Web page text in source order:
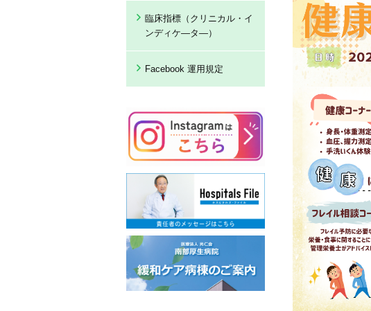
臨床指標（クリニカル・イ
ンディケ―タ―）
Facebook 運用規定